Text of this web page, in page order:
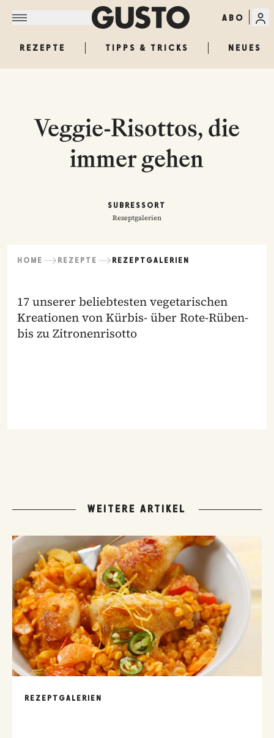
ABO
REZEPTE TIPPS & TRICKS NEUES
Veggie-Risottos, die
immer gehen
SUBRESSORT
Rezeptgalerien
HOME REZEPTE REZEPTGALERIEN
17 unserer beliebtesten vegetarischen
Kreationen von Kürbis- über Rote-Rüben-
bis zu Zitronenrisotto
WEITERE ARTIKEL
REZEPTGALERIEN